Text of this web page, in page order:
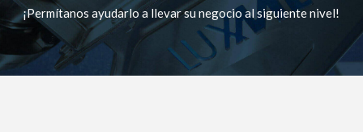
¡Permítanos ayudarlo a llevar su negocio al siguiente nivel!